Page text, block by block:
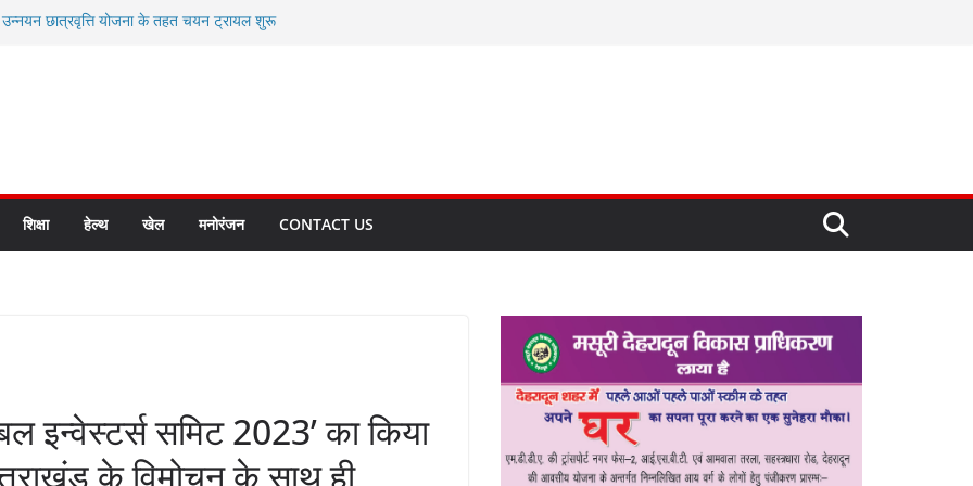
उन्नयन छात्रवृत्ति योजना के तहत चयन ट्रायल शुरू
के लिए अल्मोड़ा की गर्विता भाकुनी का
मित्र कैडेट्स का हुआ है चयन
सबसे बड़ी ताकत : मुख्यमंत्री पुष्कर सिंह धामी
बनाने के संकल्प को करना होगा साकार- मुख्यमंत्री
शिक्षा हेल्थ खेल मनोरंजन CONTACT US
इन्वेस्टर्स समिट 2023’ का किया
के विमोचन के साथ ही